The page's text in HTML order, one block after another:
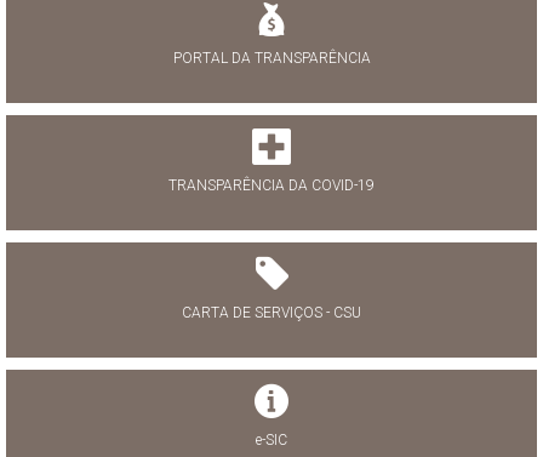
PORTAL DA TRANSPARÊNCIA
TRANSPARÊNCIA DA COVID-19
CARTA DE SERVIÇOS - CSU
e-SIC